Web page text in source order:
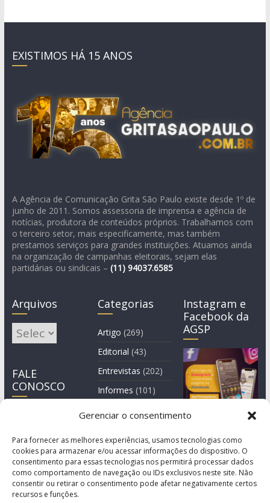
Gerenciar o consentimento
Para fornecer as melhores experiências, usamos tecnologias como
cookies para armazenar e/ou acessar informações do dispositivo. O
consentimento para essas tecnologias nos permitirá processar dados
como comportamento de navegação ou IDs exclusivos neste site. Não
consentir ou retirar o consentimento pode afetar negativamente certos
recursos e funções.
EXISTIMOS HÁ 15 ANOS
A Agência de Comunicação Grita São Paulo existe desde 1º de
junho de 2011. Somos assessoria de imprensa e agência de
notícias, produtora de conteúdos próprios. Trabalhamos com
o terceiro setor, mais especificamente, mas também
prestamos serviços para grandes instituições. Atuamos ainda
na organização de campanhas eleitorais, sejam elas
partidárias ou sindicais – (11) 94037.6585
Arquivos
Arquivos
FALE
CONOSCO
Categorias
Artigo (269)
Editorial (43)
Entrevistas (202)
Informes (101)
Instagram e
Facebook da
AGSP